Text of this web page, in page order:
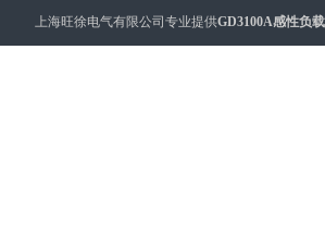
上海旺徐电气有限公司专业提供GD3100A感性负